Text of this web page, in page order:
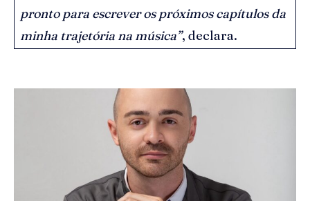
pronto para escrever os próximos capítulos da
minha trajetória na música”, declara.